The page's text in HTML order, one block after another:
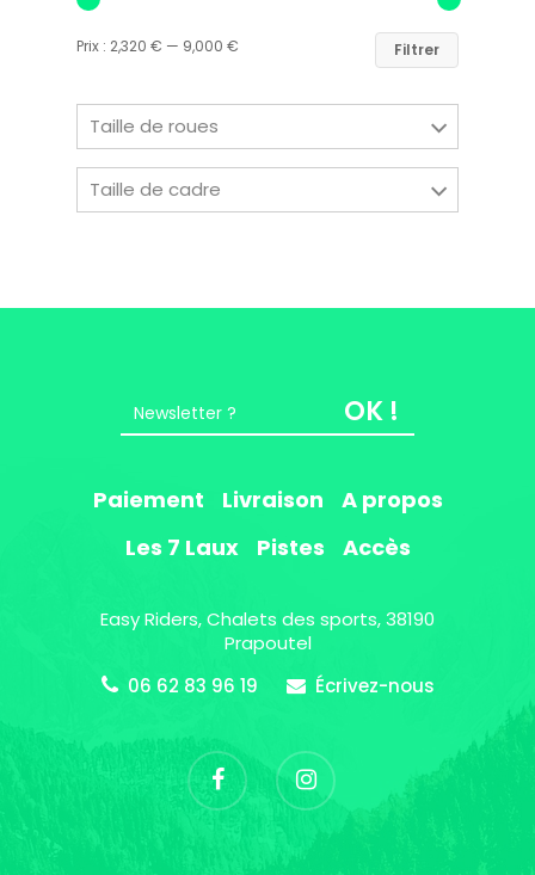
Filtrer
Prix : 2,320 € — 9,000 €
Taille de roues
Taille de cadre
OK !
Paiement Livraison
A propos
Les 7 Laux
Pistes Accès
Easy Riders, Chalets des sports, 38190
Prapoutel
06 62 83 96 19
Écrivez-nous
38190 Prapoutel